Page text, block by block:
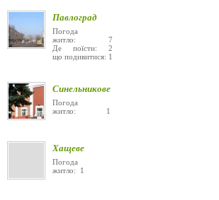
Павлоград
Погода
житло: 7
Де поїсти: 2
що подивитися: 1
Синельникове
Погода
житло: 1
Хащеве
Погода
житло: 1